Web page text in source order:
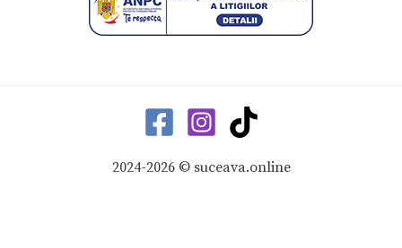
2024-2026 © suceava.online